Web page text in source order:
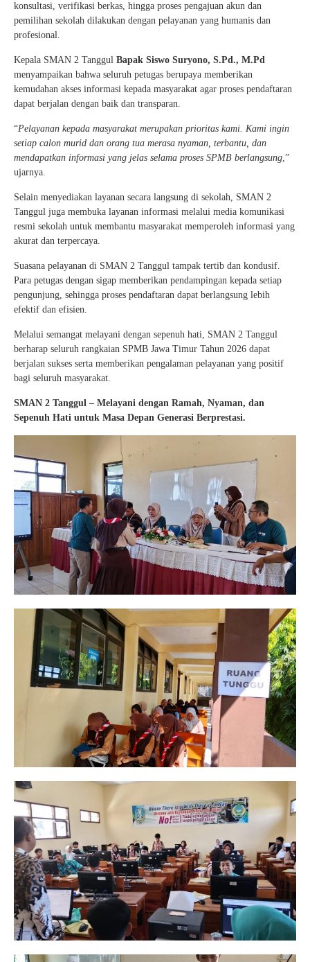
konsultasi, verifikasi berkas, hingga proses pengajuan akun dan
pemilihan sekolah dilakukan dengan pelayanan yang humanis dan
profesional.
Kepala SMAN 2 Tanggul Bapak Siswo Suryono, S.Pd., M.Pd
menyampaikan bahwa seluruh petugas berupaya memberikan
kemudahan akses informasi kepada masyarakat agar proses pendaftaran
dapat berjalan dengan baik dan transparan.
“Pelayanan kepada masyarakat merupakan prioritas kami. Kami ingin
setiap calon murid dan orang tua merasa nyaman, terbantu, dan
mendapatkan informasi yang jelas selama proses SPMB berlangsung,”
ujarnya.
Selain menyediakan layanan secara langsung di sekolah, SMAN 2
Tanggul juga membuka layanan informasi melalui media komunikasi
resmi sekolah untuk membantu masyarakat memperoleh informasi yang
akurat dan terpercaya.
Suasana pelayanan di SMAN 2 Tanggul tampak tertib dan kondusif.
Para petugas dengan sigap memberikan pendampingan kepada setiap
pengunjung, sehingga proses pendaftaran dapat berlangsung lebih
efektif dan efisien.
Melalui semangat melayani dengan sepenuh hati, SMAN 2 Tanggul
berharap seluruh rangkaian SPMB Jawa Timur Tahun 2026 dapat
berjalan sukses serta memberikan pengalaman pelayanan yang positif
bagi seluruh masyarakat.
SMAN 2 Tanggul – Melayani dengan Ramah, Nyaman, dan
Sepenuh Hati untuk Masa Depan Generasi Berprestasi.